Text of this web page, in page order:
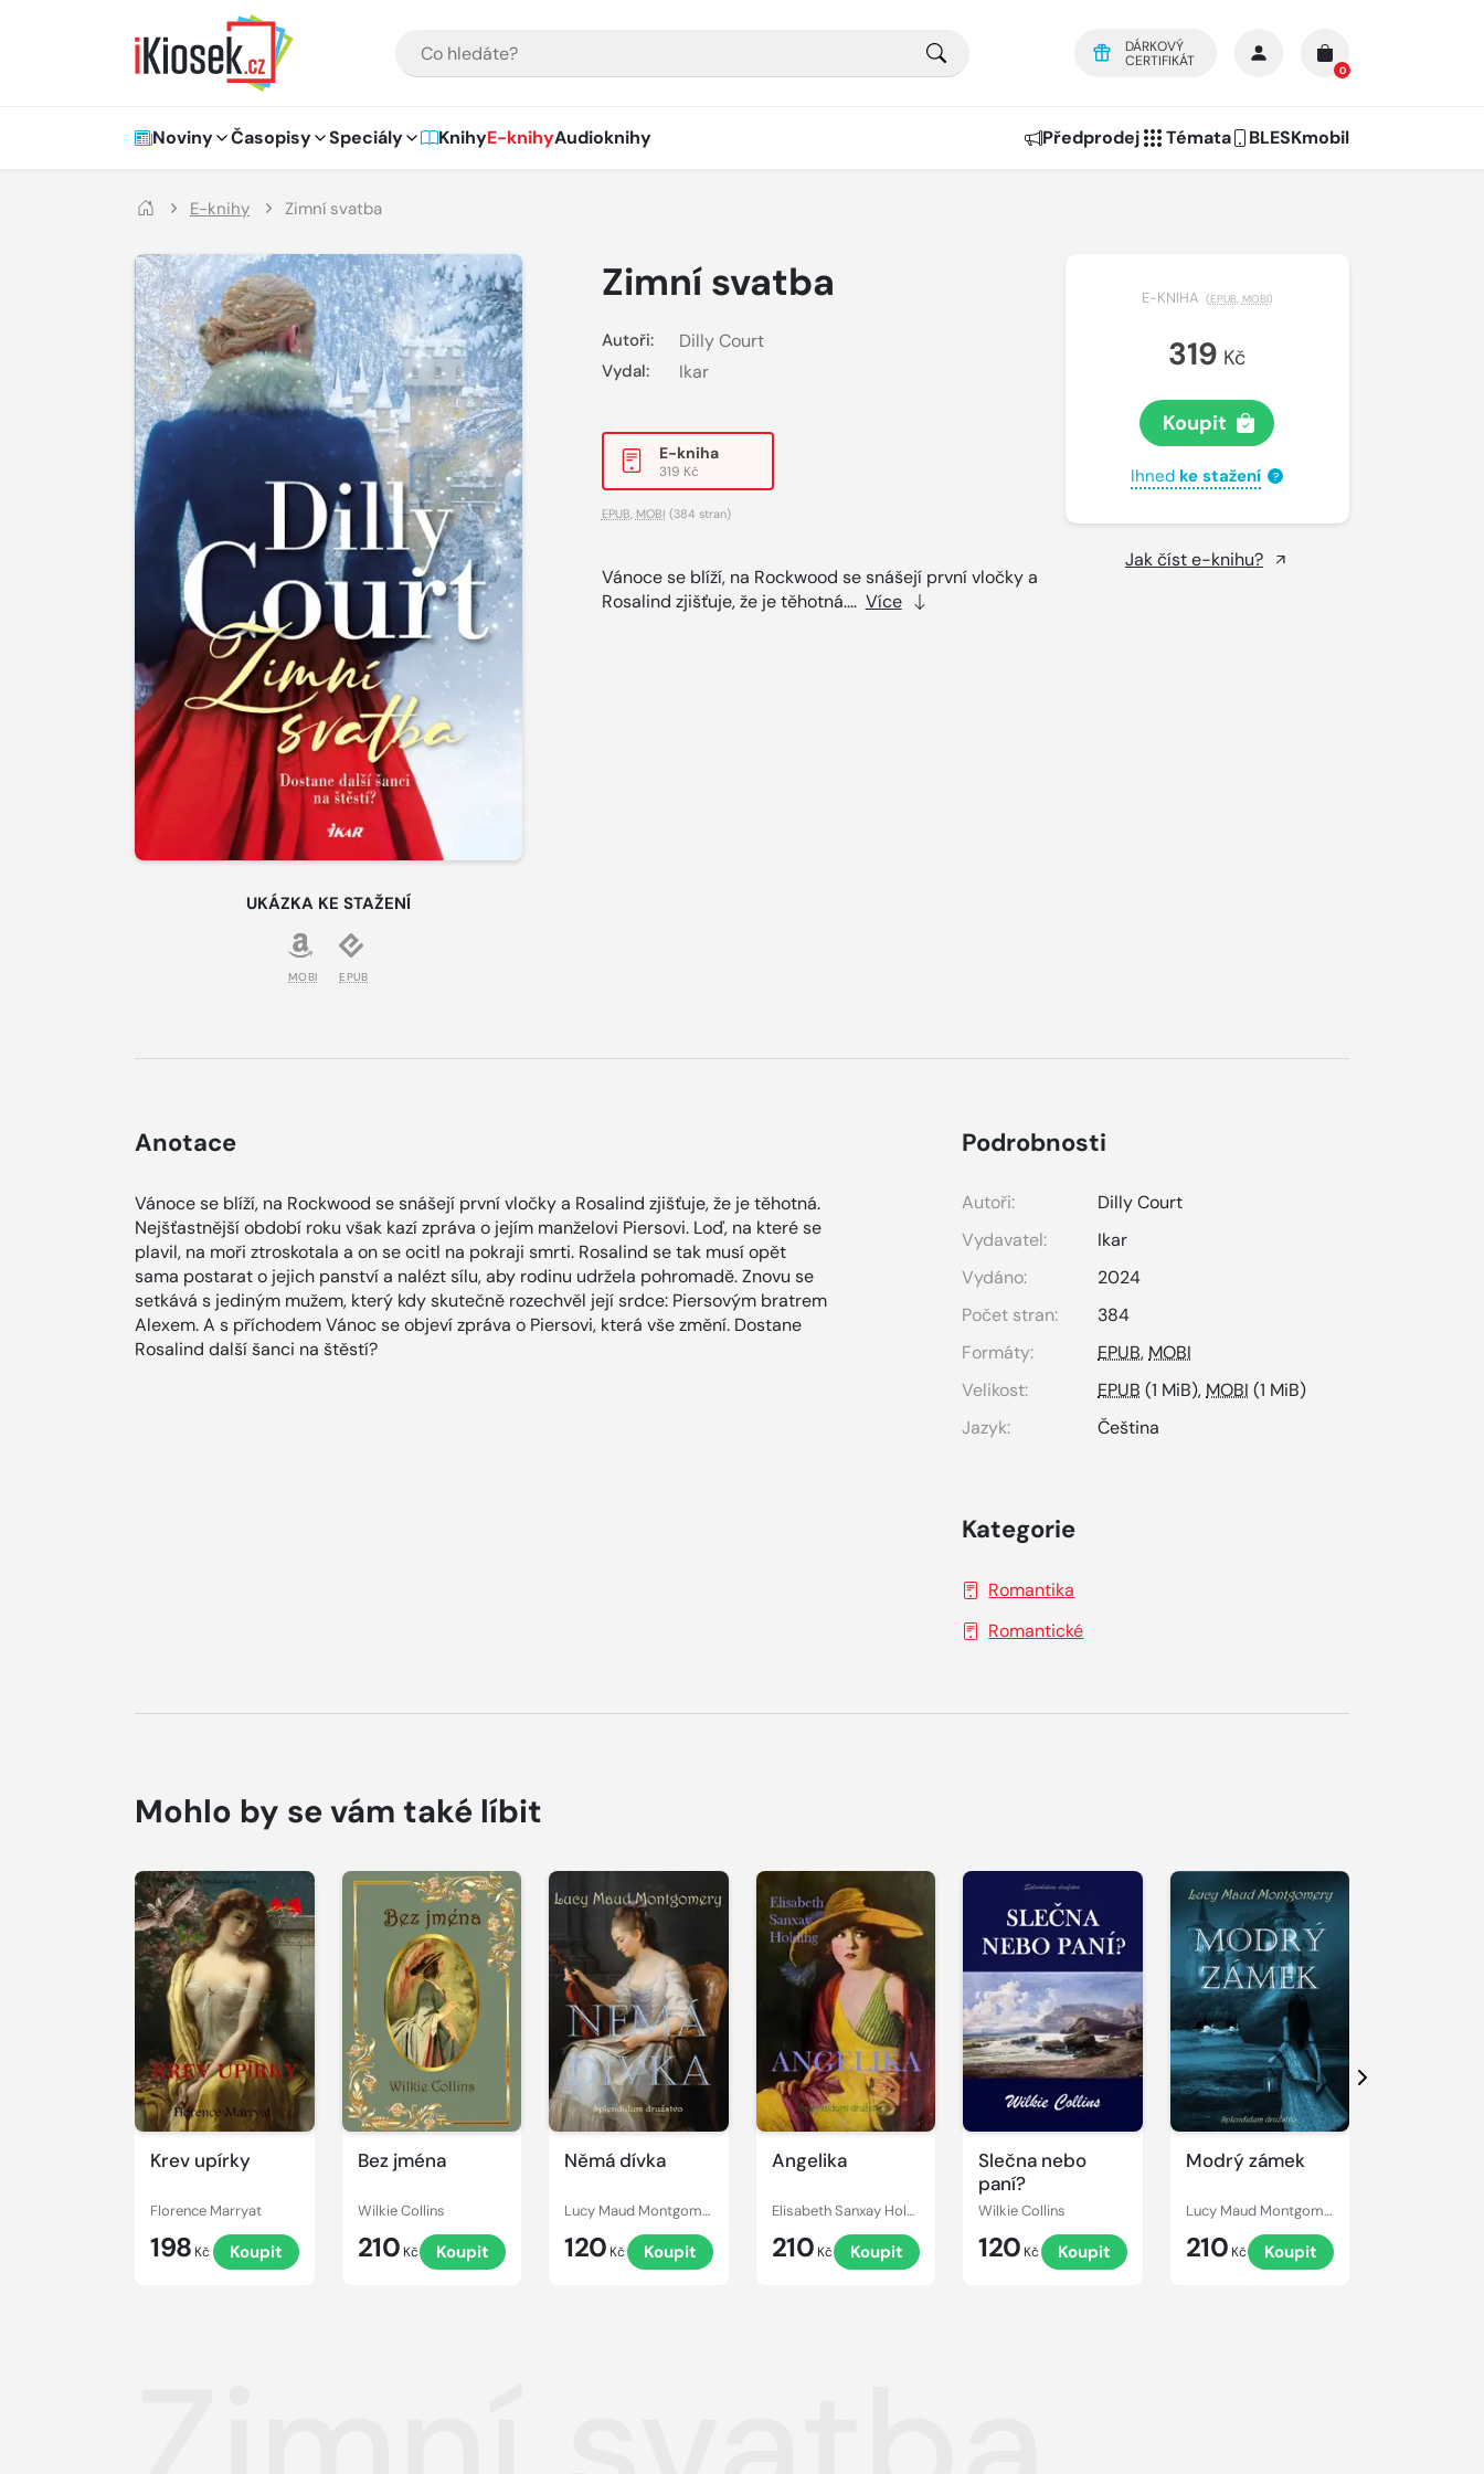
DÁRKOVÝ
CERTIFIKÁT
0
Hlavní navigace
Noviny Časopisy Speciály KnihyE-knihyAudioknihy Předprodej Témata BLESKmobil
E-knihy Zimní svatba
UKÁZKA KE STAŽENÍ
MOBI EPUB
Zimní svatba
Autoři: Dilly Court
Vydal: Ikar
E-kniha
319 Kč
EPUB MOBI (384 stran)
Vánoce se blíží, na Rockwood se snášejí první vločky a
Rosalind zjišťuje, že je těhotná.... Více
E-KNIHA (EPUB, MOBI)
319 Kč
Koupit
Ihned ke stažení ?
Jak číst e-knihu?
Anotace
Vánoce se blíží, na Rockwood se snášejí první vločky a Rosalind zjišťuje, že je těhotná.
Nejšťastnější období roku však kazí zpráva o jejím manželovi Piersovi. Loď, na které se
plavil, na moři ztroskotala a on se ocitl na pokraji smrti. Rosalind se tak musí opět
sama postarat o jejich panství a nalézt sílu, aby rodinu udržela pohromadě. Znovu se
setkává s jediným mužem, který kdy skutečně rozechvěl její srdce: Piersovým bratrem
Alexem. A s příchodem Vánoc se objeví zpráva o Piersovi, která vše změní. Dostane
Rosalind další šanci na štěstí?
Podrobnosti
Autoři:
Dilly Court
Vydavatel:
Ikar
Vydáno:
2024
Počet stran:
384
Formáty:
EPUB, MOBI
Velikost:
EPUB (1 MiB), MOBI (1 MiB)
Jazyk:
Čeština
Kategorie
Romantika
Romantické
Mohlo by se vám také líbit
Krev upírky
Florence Marryat
198 Kč Koupit
Bez jména
Wilkie Collins
210 Kč Koupit
Němá dívka
Lucy Maud Montgomery
120 Kč Koupit
Angelika
Elisabeth Sanxay Holding
210 Kč Koupit
Slečna nebo
paní?
Wilkie Collins
120 Kč Koupit
Modrý zámek
Lucy Maud Montgomery
210 Kč Koupit
Další